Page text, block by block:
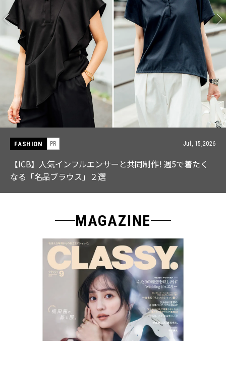
FASHION PR Jul, 15,2026
【ICB】人気インフルエンサーと共同制作! 週5で着たく
なる「名品ブラウス」２選
MAGAZINE